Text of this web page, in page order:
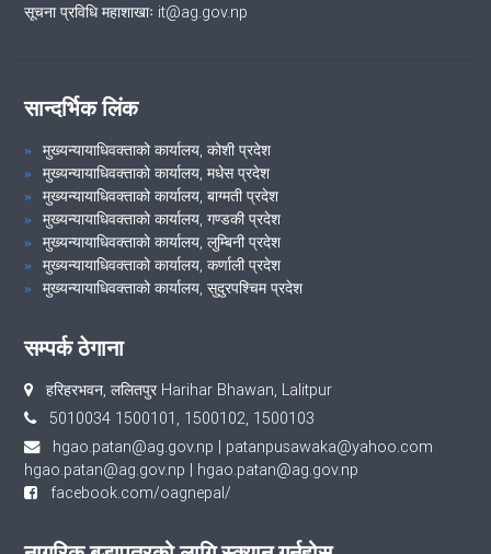
सूचना प्रविधि महाशाखाः it@ag.gov.np
सान्दर्भिक लिंक
मुख्यन्यायाधिवक्ताको कार्यालय, कोशी प्रदेश
मुख्यन्यायाधिवक्ताको कार्यालय, मधेस प्रदेश
मुख्यन्यायाधिवक्ताको कार्यालय, बाग्मती प्रदेश
मुख्यन्यायाधिवक्ताको कार्यालय, गण्डकी प्रदेश
मुख्यन्यायाधिवक्ताको कार्यालय, लुम्बिनी प्रदेश
मुख्यन्यायाधिवक्ताको कार्यालय, कर्णाली प्रदेश
मुख्यन्यायाधिवक्ताको कार्यालय, सुदुरपश्चिम प्रदेश
सम्पर्क ठेगाना
हरिहरभवन, ललितपुर Harihar Bhawan, Lalitpur
5010034 1500101, 1500102, 1500103
hgao.patan@ag.gov.np | patanpusawaka@yahoo.com
hgao.patan@ag.gov.np | hgao.patan@ag.gov.np
facebook.com/oagnepal/